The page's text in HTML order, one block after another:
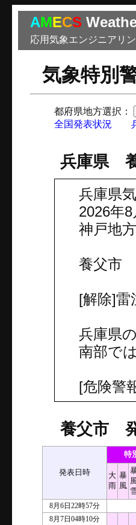
AMECS
応用気象エンジニアリ
気象特別
都府県地方選択：
全国発表状況
兵庫県
兵庫県
2026年
神戸地
養父市
[解除]雷
兵庫県
南部で
[危険警
養父市
発表日時
特
大
雨
暴
風
8月6日22時57分
8月7日04時10分